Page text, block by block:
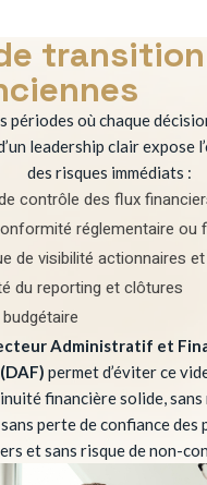
transition
périodes où chaque
leadership clair expose
des risques immédiats :
contrôle des flux
réglementaire ou
de visibilité actionnaires
du reporting et clôtures
Administratif et
permet d’éviter ce
financière solide, sans
perte de confiance des
et sans risque de non-